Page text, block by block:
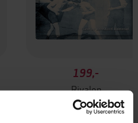
199,-
Rivalen
Jack London
LYDBOK